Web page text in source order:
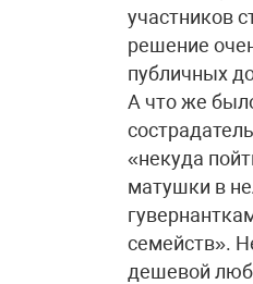
участников
решение
публичных
А что же
«некуда
матушки в
семейств».
дешевой